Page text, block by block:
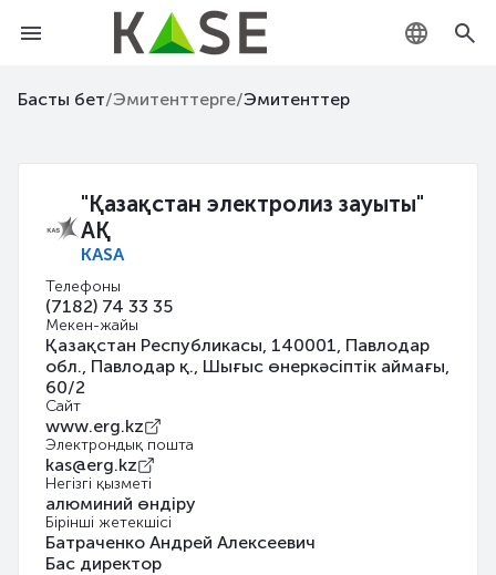
EN
Басты бет/Эмитенттерге/Эмитенттер
"Қазақстан электролиз зауыты"
АҚ
KASA
Телефоны
(7182) 74 33 35
Мекен-жайы
Қазақстан Республикасы, 140001, Павлодар
обл., Павлодар қ., Шығыс өнеркәсіптік аймағы,
60/2
Сайт
www.erg.kz
Электрондық пошта
kas@erg.kz
Негізгі қызметі
алюминий өндіру
Бірінші жетекшісі
Батраченко Андрей Алексеевич
Бас директор